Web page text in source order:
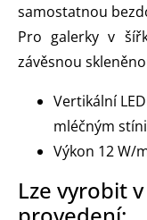
samostatnou
Pro galerky v
závěsnou
Vertikální
mléčným
Výkon 12 W/
Lze vyrobit